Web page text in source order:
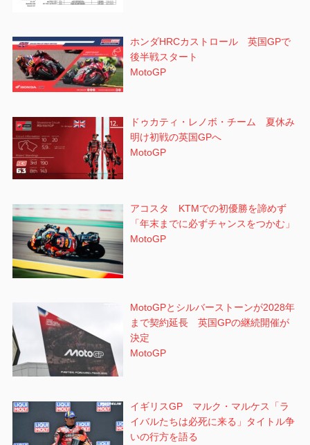
ホンダHRCカストロール 英国GPで
後半戦スタート
MotoGP
ドゥカティ・レノボ・チーム 夏休み
明け初戦の英国GPへ
MotoGP
アコスタ KTMでの初優勝を諦めず
「年末までに必ずチャンスをつかむ」
MotoGP
MotoGPとシルバーストーンが2028年
まで契約延長 英国GPの継続開催が
決定
MotoGP
イギリスGP マルク・マルケス「ラ
イバルたちは必死に来る」タイトル争
いの行方を語る